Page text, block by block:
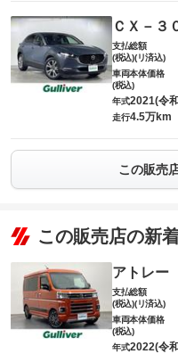
ＣＸ－３
支払総額
(税込)(リ済込)
車両本体価格
(税込)
年式2021(令
走行4.5万km
この販売
この販売店の新
アトレー
支払総額
(税込)(リ済込)
車両本体価格
(税込)
年式2022(令